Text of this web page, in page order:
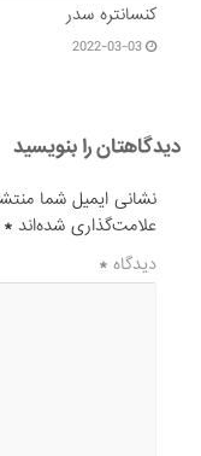
کنسانتره سدر
2022-03-03
دیدگاهتان را بنویسید
نشانی ایمیل شما
علامت‌گذاری شده‌اند*
دیدگاه*